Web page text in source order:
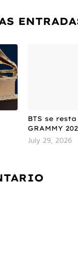
BTS se
GRAMMY
July 29, 2026